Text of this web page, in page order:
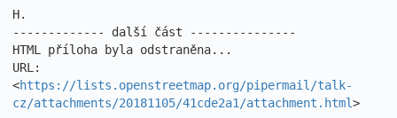
H.
------------- další část ---------------
HTML příloha byla odstraněna...
URL:
<https://lists.openstreetmap.org/pipermail/talk-
cz/attachments/20181105/41cde2a1/attachment.html>